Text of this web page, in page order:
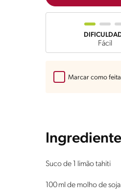
Fácil
Marcar como feita
Suco de 1 limão tahiti
100 ml de molho de